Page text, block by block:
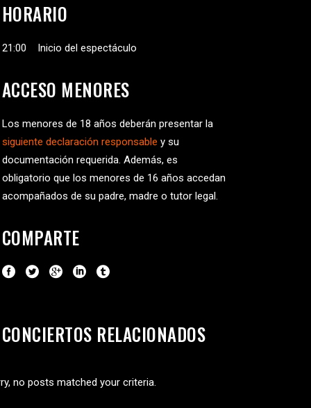
HORARIO
21:00 Inicio del espectáculo
ACCESO MENORES
Los menores de 18 años deberán presentar la
siguiente declaración responsable y su
documentación requerida. Además, es
obligatorio que los menores de 16 años accedan
acompañados de su padre, madre o tutor legal.
COMPARTE
CONCIERTOS RELACIONADOS
no posts matched your criteria.